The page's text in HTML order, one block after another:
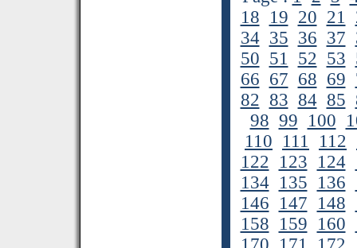
18 19 20 21
34 35 36 37
50 51 52 53
66 67 68 69
82 83 84 85
98 99 100
110 111 112
122 123 124
134 135 136
146 147 148
158 159 160